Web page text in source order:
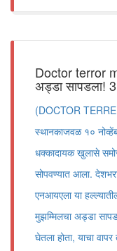
Doctor terror
अड्डा सापडला!
(DOCTOR
स्थानकाजवळ १०
धक्कादायक खुलासे
सोपवण्यात आला.
एनआयएला या
मुझम्मिलचा अड्डा
घेतला होता, याचा